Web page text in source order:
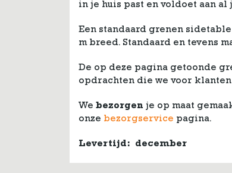
in je huis past en voldoet aan al
Een standaard grenen
m breed. Standaard en tevens
De op deze pagina getoonde
opdrachten die we voor
We bezorgen je op maat
onze bezorgservice pagina.
Levertijd: december